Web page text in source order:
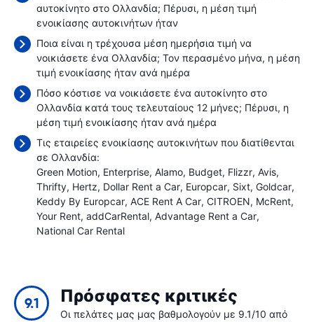
αυτοκίνητο στο Ολλανδία; Πέρυσι, η μέση τιμή
ενοικίασης αυτοκινήτων ήταν
Ποια είναι η τρέχουσα μέση ημερήσια τιμή να
νοικιάσετε ένα Ολλανδία; Τον περασμένο μήνα, η μέση
τιμή ενοικίασης ήταν ανά ημέρα
Πόσο κόστισε να νοικιάσετε ένα αυτοκίνητο στο
Ολλανδία κατά τους τελευταίους 12 μήνες; Πέρυσι, η
μέση τιμή ενοικίασης ήταν ανά ημέρα
Τις εταιρείες ενοικίασης αυτοκινήτων που διατίθενται
σε Ολλανδία:
Green Motion Enterprise Alamo Budget Flizzr Avis
Thrifty Hertz Dollar Rent a Car Europcar Sixt Goldcar
Keddy By Europcar ACE Rent A Car CITROEN McRent
Your Rent addCarRental Advantage Rent a Car
National Car Rental
9.1 Πρόσφατες κριτικές
Οι πελάτες μας μας βαθμολογούν με 9.1/10 από